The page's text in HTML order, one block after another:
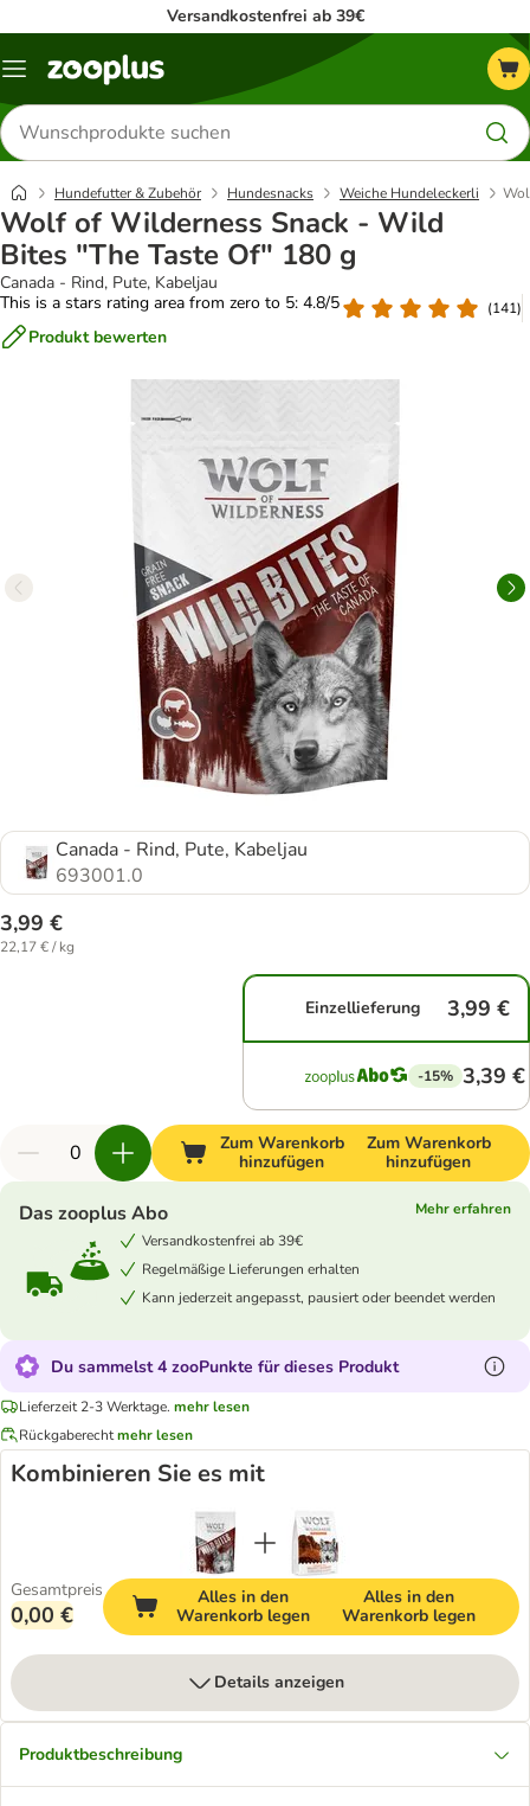
Versandkostenfrei ab 39€
Menü
Produkte
suchen
Hundefutter & Zubehör Hundesnacks Weiche Hundeleckerli
Wolf of Wilderness Snack - Wild
Bites "The Taste Of" 180 g
Canada - Rind, Pute, Kabeljau
This is a stars rating area from zero to 5: 4.8/5
(141)
Produkt bewerten
Canada - Rind, Pute, Kabeljau
693001.0
3,99 €
22,17 € / kg
Einzellieferung 3,99 €
-15% 3,39 €
Zum Warenkorb
hinzufügen
Zum Warenkorb
hinzufügen
Das zooplus Abo
Mehr erfahren
Versandkostenfrei ab 39€
Regelmäßige Lieferungen erhalten
Kann jederzeit angepasst, pausiert oder beendet werden
Du sammelst 4 zooPunkte für dieses Produkt
Lieferzeit 2-3 Werktage. mehr lesen
Rückgaberechtmehr lesen
Kombinieren Sie es mit
Gesamtpreis
0,00 €
Alles in den
Warenkorb legen
Alles in den
Warenkorb legen
Details anzeigen
Produktbeschreibung